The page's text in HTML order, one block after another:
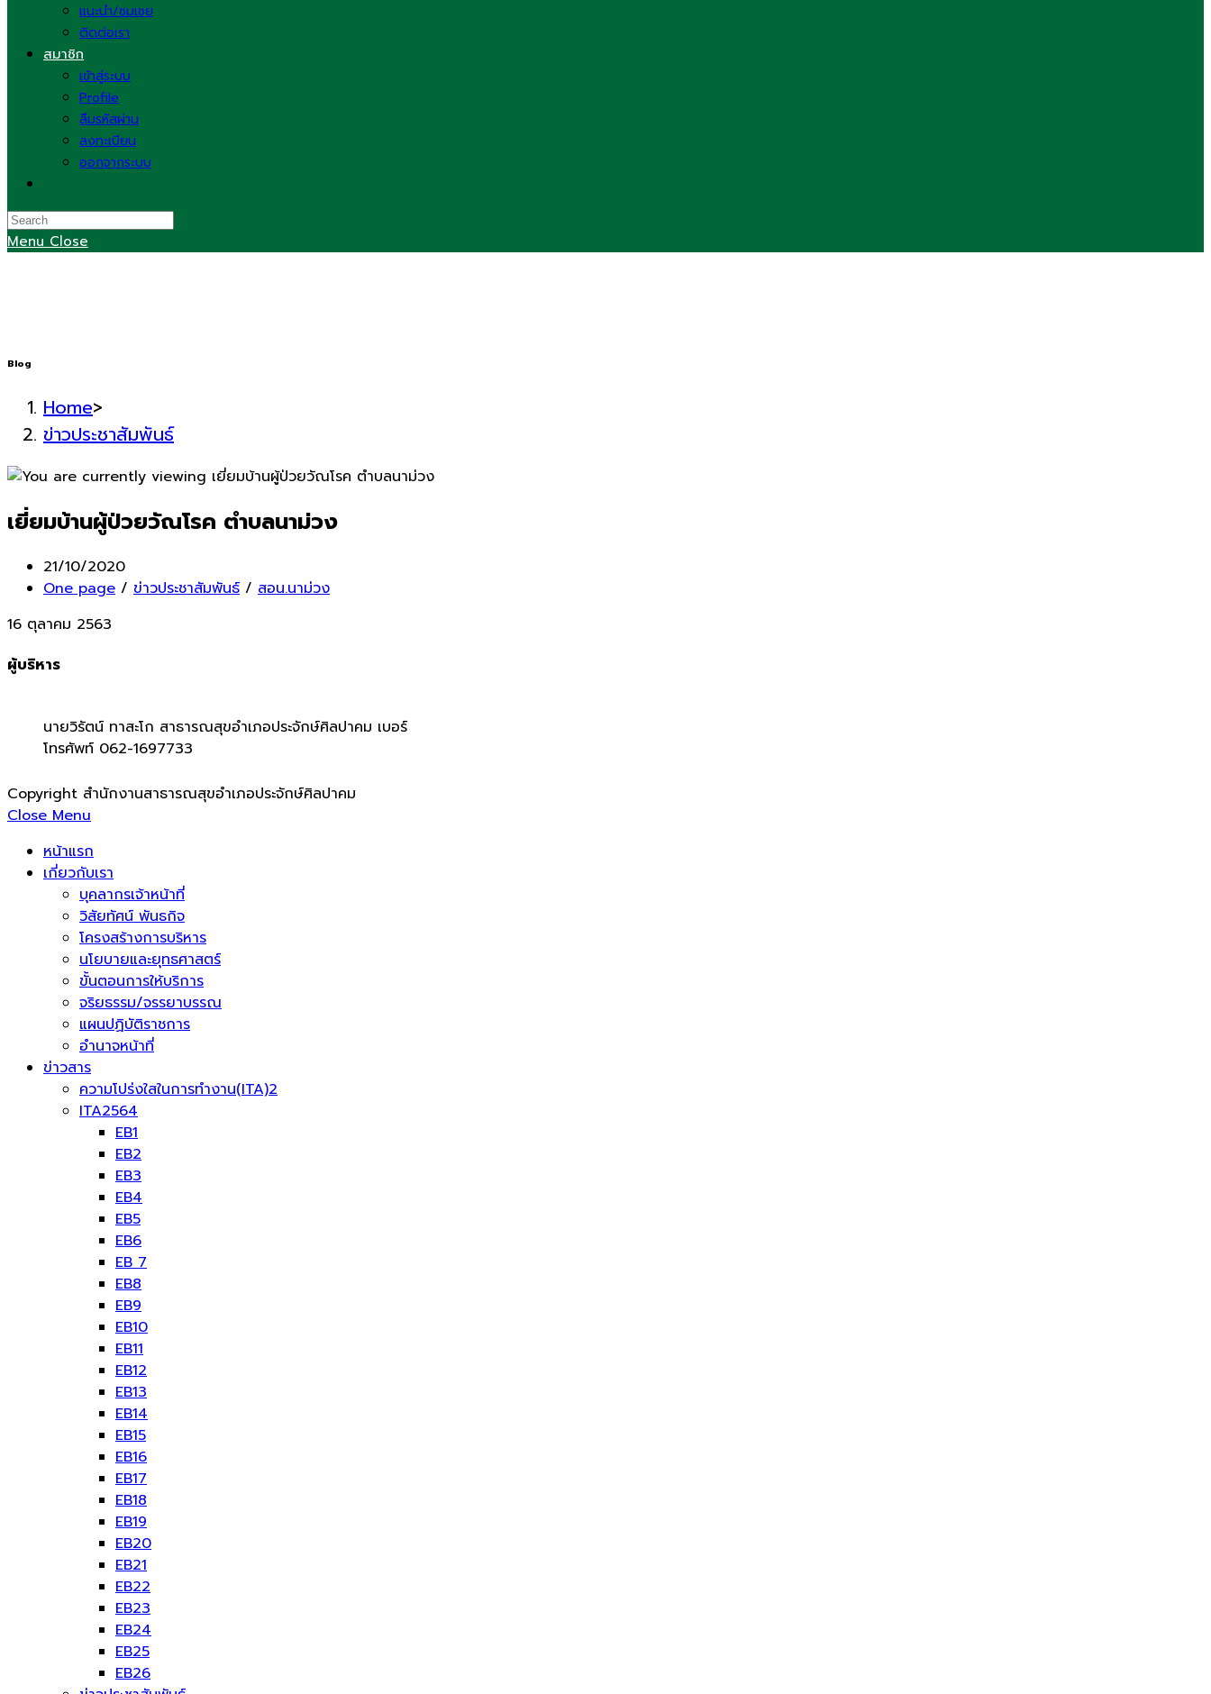
แนะนำ/ชมเชย
ติดต่อเรา
สมาชิก
เข้าสู่ระบบ
Profile
ลืมรหัสผ่าน
ลงทะเบียน
ออกจากระบบ
search
Menu Close
Blog
Home>
ข่าวประชาสัมพันธ์
เยี่ยมบ้านผู้ป่วยวัณโรค ตำบลนาม่วง
Post
published:
21/10/2020
Post
One page / ข่าวประชาสัมพันธ์ / สอน.นาม่วง
16 ตุลาคม 2563
ผู้บริหาร
นายวิรัตน์ ทาสะโก สาธารณสุขอำเภอประจักษ์ศิลปาคม เบอร์
โทรศัพท์ 062-1697733
Copyright สำนักงานสาธารณสุขอำเภอประจักษ์ศิลปาคม
Close Menu
หน้าแรก
เกี่ยวกับเรา
บุคลากรเจ้าหน้าที่
วิสัยทัศน์ พันธกิจ
โครงสร้างการบริหาร
นโยบายและยุทธศาสตร์
ขั้นตอนการให้บริการ
จริยธรรม/จรรยาบรรณ
แผนปฏิบัติราชการ
อำนาจหน้าที่
ข่าวสาร
ความโปร่งใสในการทำงาน(ITA)2
ITA2564
EB1
EB2
EB3
EB4
EB5
EB6
EB 7
EB8
EB9
EB10
EB11
EB12
EB13
EB14
EB15
EB16
EB17
EB18
EB19
EB20
EB21
EB22
EB23
EB24
EB25
EB26